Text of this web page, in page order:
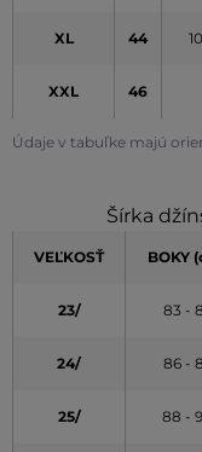
Údaje v tabuľke majú
XL 44
XXL 46
Šírka
VEĽKOSŤ BOKY
23/ 83 -
24/ 86 -
25/ 88 -